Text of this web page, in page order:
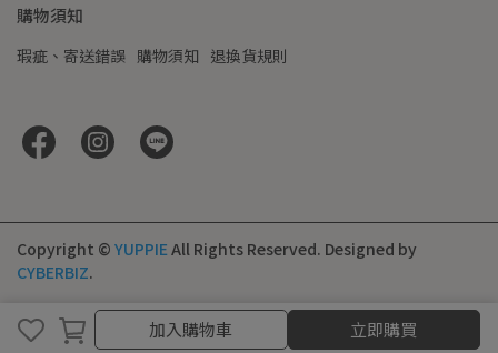
加入購物車
加入購物車 立即購買
購物須知
瑕疵、寄送錯誤 購物須知 退換貨規則
Copyright © YUPPIEAll Rights Reserved. Designed by
CYBERBIZ.